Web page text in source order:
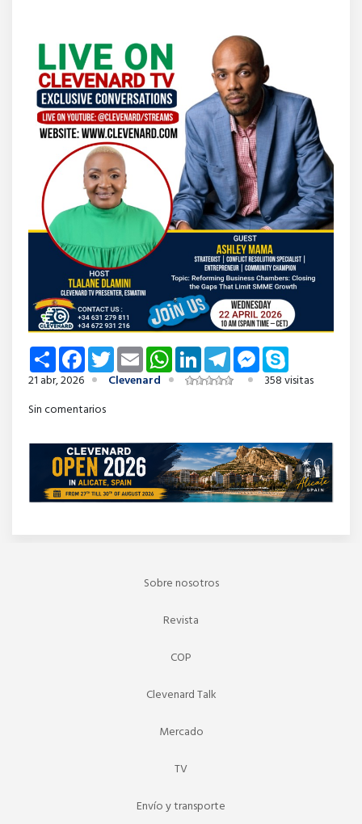
Share FacebookTwitterEmail WhatsAppLinkedInTelegramMessenger
21 abr, 2026
Clevenard
358 visitas
Sin comentarios
Sobre nosotros
Revista
COP
Clevenard Talk
Mercado
TV
Envío y transporte